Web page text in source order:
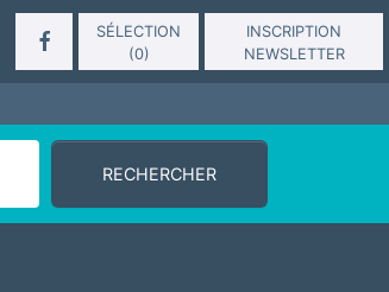
SÉLECTION
(0)
INSCRIPTION
NEWSLETTER
RECHERCHER